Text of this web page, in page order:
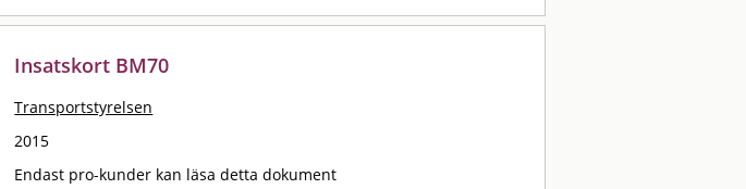
Insatskort BM70
Transportstyrelsen
2015
Endast pro-kunder kan läsa detta dokument